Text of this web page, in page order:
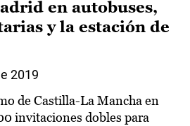
en autobuses,
y la estación de
2019
de Castilla-La Mancha en
invitaciones dobles para